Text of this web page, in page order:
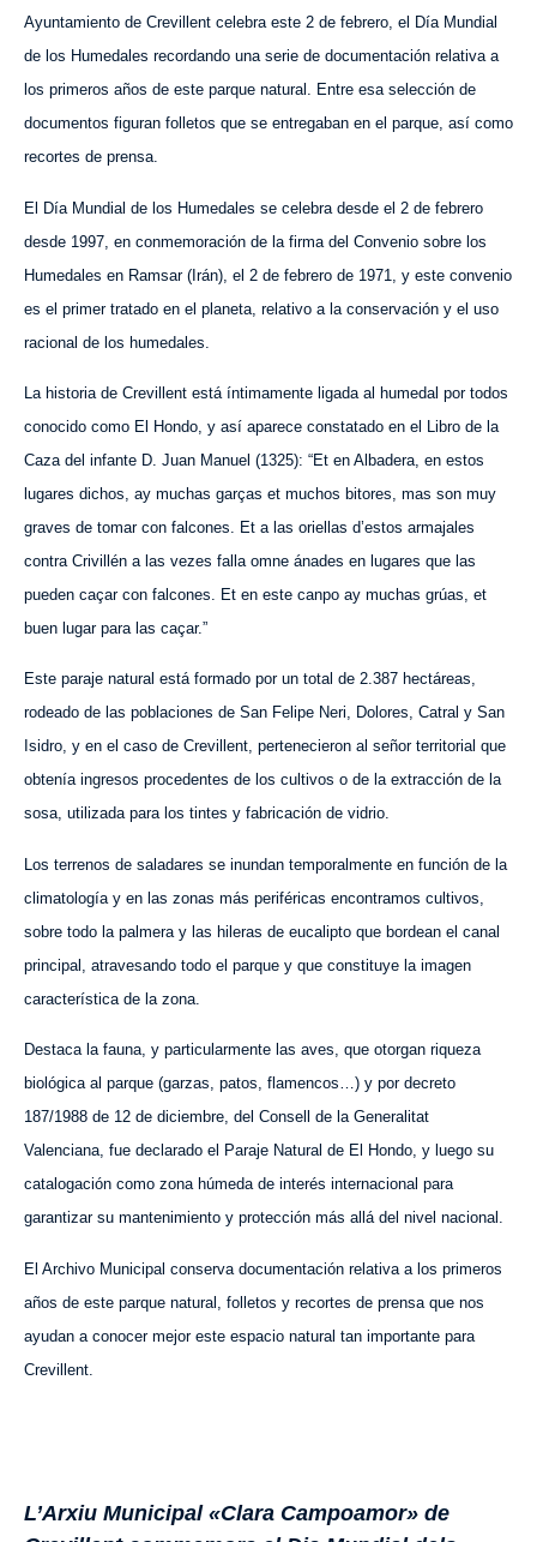
Ayuntamiento de Crevillent celebra este 2 de febrero, el Día Mundial
de los Humedales recordando una serie de documentación relativa a
los primeros años de este parque natural. Entre esa selección de
documentos figuran folletos que se entregaban en el parque, así como
recortes de prensa.
El Día Mundial de los Humedales se celebra desde el 2 de febrero
desde 1997, en conmemoración de la firma del Convenio sobre los
Humedales en Ramsar (Irán), el 2 de febrero de 1971, y este convenio
es el primer tratado en el planeta, relativo a la conservación y el uso
racional de los humedales.
La historia de Crevillent está íntimamente ligada al humedal por todos
conocido como El Hondo, y así aparece constatado en el Libro de la
Caza del infante D. Juan Manuel (1325): “Et en Albadera, en estos
lugares dichos, ay muchas garças et muchos bitores, mas son muy
graves de tomar con falcones. Et a las oriellas d’estos armajales
contra Crivillén a las vezes falla omne ánades en lugares que las
pueden caçar con falcones. Et en este canpo ay muchas grúas, et
buen lugar para las caçar.”
Este paraje natural está formado por un total de 2.387 hectáreas,
rodeado de las poblaciones de San Felipe Neri, Dolores, Catral y San
Isidro, y en el caso de Crevillent, pertenecieron al señor territorial que
obtenía ingresos procedentes de los cultivos o de la extracción de la
sosa, utilizada para los tintes y fabricación de vidrio.
Los terrenos de saladares se inundan temporalmente en función de la
climatología y en las zonas más periféricas encontramos cultivos,
sobre todo la palmera y las hileras de eucalipto que bordean el canal
principal, atravesando todo el parque y que constituye la imagen
característica de la zona.
Destaca la fauna, y particularmente las aves, que otorgan riqueza
biológica al parque (garzas, patos, flamencos…) y por decreto
187/1988 de 12 de diciembre, del Consell de la Generalitat
Valenciana, fue declarado el Paraje Natural de El Hondo, y luego su
catalogación como zona húmeda de interés internacional para
garantizar su mantenimiento y protección más allá del nivel nacional.
El Archivo Municipal conserva documentación relativa a los primeros
años de este parque natural, folletos y recortes de prensa que nos
ayudan a conocer mejor este espacio natural tan importante para
Crevillent.
L’Arxiu Municipal «Clara Campoamor» de